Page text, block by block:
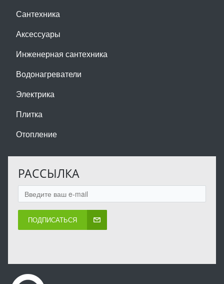
Сантехника
Аксессуары
Инженерная сантехника
Водонагреватели
Электрика
Плитка
Отопление
РАССЫЛКА
ПОДПИСАТЬСЯ